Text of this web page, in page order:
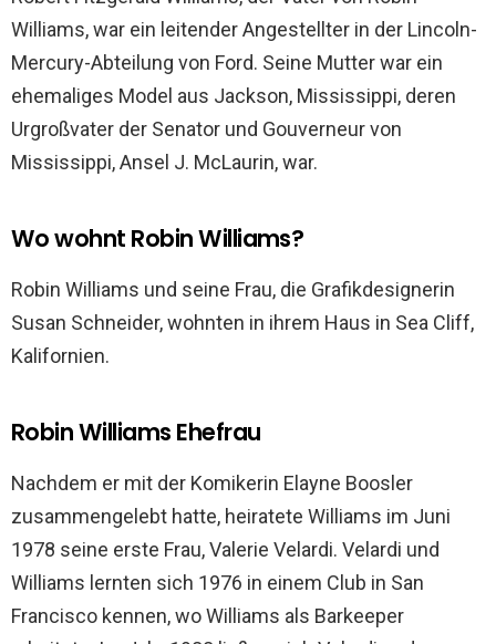
Williams, war ein leitender Angestellter in der Lincoln-
Mercury-Abteilung von Ford. Seine Mutter war ein
ehemaliges Model aus Jackson, Mississippi, deren
Urgroßvater der Senator und Gouverneur von
Mississippi, Ansel J. McLaurin, war.
Wo wohnt Robin Williams?
Robin Williams und seine Frau, die Grafikdesignerin
Susan Schneider, wohnten in ihrem Haus in Sea Cliff,
Kalifornien.
Robin Williams Ehefrau
Nachdem er mit der Komikerin Elayne Boosler
zusammengelebt hatte, heiratete Williams im Juni
1978 seine erste Frau, Valerie Velardi. Velardi und
Williams lernten sich 1976 in einem Club in San
Francisco kennen, wo Williams als Barkeeper